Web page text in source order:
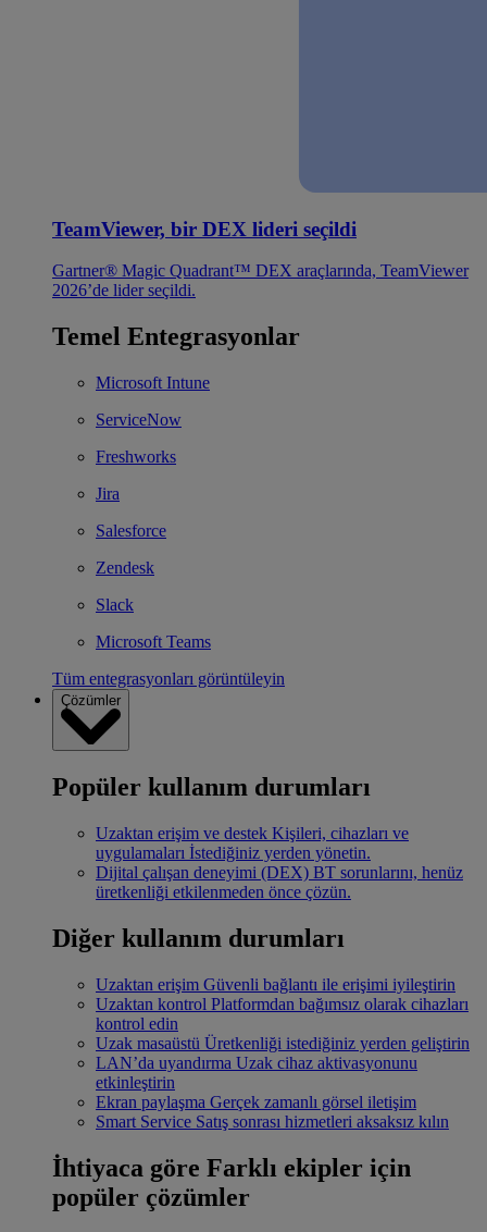
TeamViewer, bir DEX lideri seçildi
Gartner® Magic Quadrant™ DEX araçlarında, TeamViewer
2026’de lider seçildi.
Temel Entegrasyonlar
Microsoft Intune
ServiceNow
Freshworks
Jira
Salesforce
Zendesk
Slack
Microsoft Teams
Tüm entegrasyonları görüntüleyin
Çözümler
Popüler kullanım durumları
Uzaktan erişim ve destek Kişileri, cihazları ve
uygulamaları İstediğiniz yerden yönetin.
Dijital çalışan deneyimi (DEX) BT sorunlarını, henüz
üretkenliği etkilenmeden önce çözün.
Diğer kullanım durumları
Uzaktan erişim Güvenli bağlantı ile erişimi iyileştirin
Uzaktan kontrol Platformdan bağımsız olarak cihazları
kontrol edin
Uzak masaüstü Üretkenliği istediğiniz yerden geliştirin
LAN’da uyandırma Uzak cihaz aktivasyonunu
etkinleştirin
Ekran paylaşma Gerçek zamanlı görsel iletişim
Smart Service Satış sonrası hizmetleri aksaksız kılın
İhtiyaca göre Farklı ekipler için
popüler çözümler